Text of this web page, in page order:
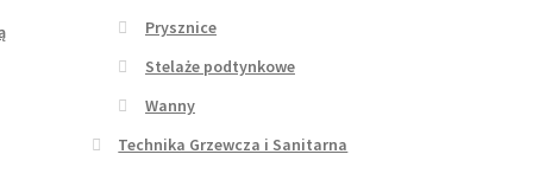
Prysznice
Stelaże podtynkowe
Wanny
Technika Grzewcza i Sanitarna